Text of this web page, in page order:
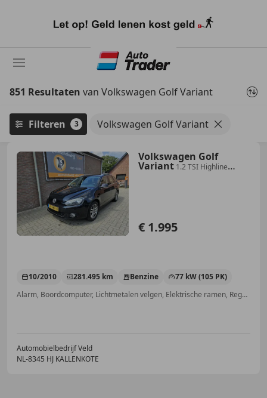
naar
851 Resultaten van Volkswagen Golf Variant
Filteren 3 Volkswagen Golf Variant
Volkswagen Golf
Variant 1.2 TSI Highline
€ 1.995
10/2010 281.495 km Benzine
77 kW (105 PK)
Alarm, Boordcomputer, Lichtmetalen velgen, Elektrische ramen, Regensensor, Traction control, Radio, Airbag passagier
Automobielbedrijf Veld
NL-8345 HJ KALLENKOTE